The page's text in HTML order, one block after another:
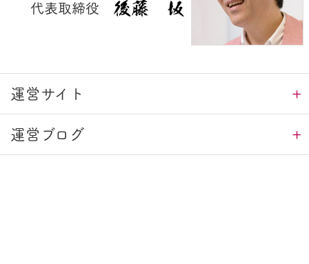
代表取締役
運営サイト
運営ブログ